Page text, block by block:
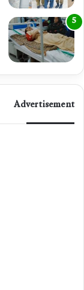
Advertisement